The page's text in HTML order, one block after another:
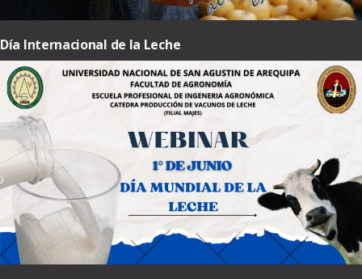
Día Internacional de la Leche